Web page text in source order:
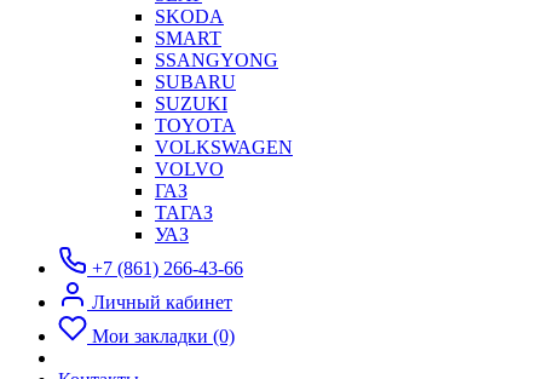
SKODA
SMART
SSANGYONG
SUBARU
SUZUKI
TOYOTA
VOLKSWAGEN
VOLVO
ГАЗ
ТАГАЗ
УАЗ
+7 (861) 266-43-66
Личный кабинет
Мои закладки (0)